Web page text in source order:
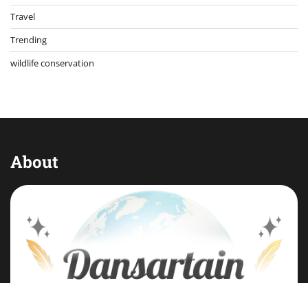
Travel
Trending
wildlife conservation
About